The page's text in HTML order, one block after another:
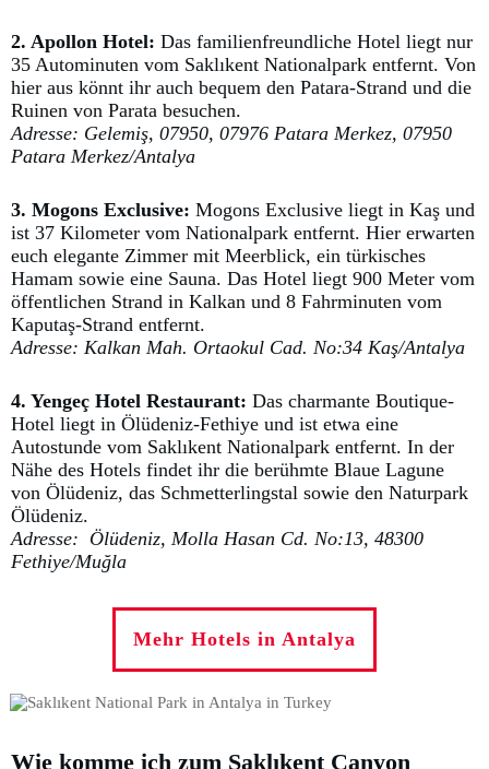
2. Apollon Hotel: Das familienfreundliche Hotel liegt nur
35 Autominuten vom Saklıkent Nationalpark entfernt. Von
hier aus könnt ihr auch bequem den Patara-Strand und die
Ruinen von Parata besuchen.
Adresse: Gelemiş, 07950, 07976 Patara Merkez, 07950
Patara Merkez/Antalya
3. Mogons Exclusive: Mogons Exclusive liegt in Kaş und
ist 37 Kilometer vom Nationalpark entfernt. Hier erwarten
euch elegante Zimmer mit Meerblick, ein türkisches
Hamam sowie eine Sauna. Das Hotel liegt 900 Meter vom
öffentlichen Strand in Kalkan und 8 Fahrminuten vom
Kaputaş-Strand entfernt.
Adresse: Kalkan Mah. Ortaokul Cad. No:34 Kaş/Antalya
4. Yengeç Hotel Restaurant: Das charmante Boutique-
Hotel liegt in Ölüdeniz-Fethiye und ist etwa eine
Autostunde vom Saklıkent Nationalpark entfernt. In der
Nähe des Hotels findet ihr die berühmte Blaue Lagune
von Ölüdeniz, das Schmetterlingstal sowie den Naturpark
Ölüdeniz.
Adresse: Ölüdeniz, Molla Hasan Cd. No:13, 48300
Fethiye/Muğla
Mehr Hotels in Antalya
Wie komme ich zum Saklıkent Canyon